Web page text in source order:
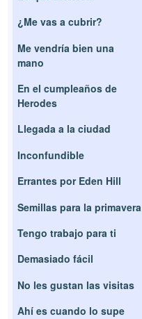
¿Me vas a cubrir?
Me vendría bien una
mano
En el cumpleaños de
Herodes
Llegada a la ciudad
Inconfundible
Errantes por Eden Hill
Semillas para la primavera
Tengo trabajo para ti
Demasiado fácil
No les gustan las visitas
Ahí es cuando lo supe